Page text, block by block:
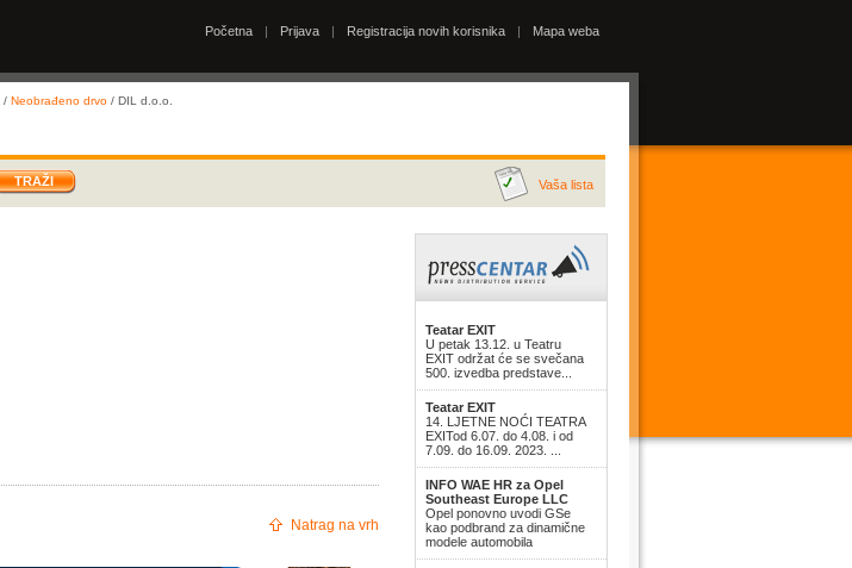
Početna | Prijava | Registracija novih korisnika | Mapa weba
/ Neobrađeno drvo / DIL d.o.o.
Vaša lista
Natrag na vrh
Teatar EXIT
U petak 13.12. u Teatru
EXIT održat će se svečana
500. izvedba predstave...
Teatar EXIT
14. LJETNE NOĆI TEATRA
EXITod 6.07. do 4.08. i od
7.09. do 16.09. 2023. ...
INFO WAE HR za Opel
Southeast Europe LLC
Opel ponovno uvodi GSe
kao podbrand za dinamične
modele automobila